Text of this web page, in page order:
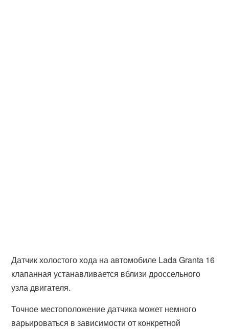
Датчик холостого хода на автомобиле Lada Granta 16
клапанная устанавливается вблизи дроссельного
узла двигателя.
Точное местоположение датчика может немного
варьироваться в зависимости от конкретной